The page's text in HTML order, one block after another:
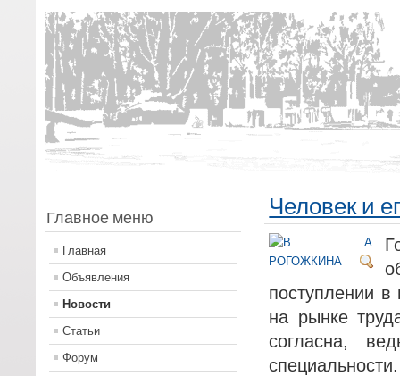
Главное меню
Главная
Объявления
Новости
Статьи
Форум
Человек и
поступлении в
на рынке
согласна,
специальности.